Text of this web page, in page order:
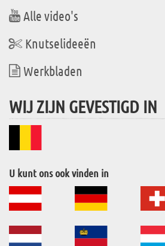
Alle video's
Knutselideeën
Werkbladen
WIJ ZIJN GEVESTIGD IN
U kunt ons ook vinden in